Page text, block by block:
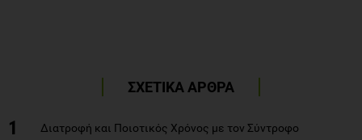
ΣΧΕΤΙΚΑ ΑΡΘΡΑ
1 Διατροφή και Ποιοτικός Χρόνος με τον Σύντροφο